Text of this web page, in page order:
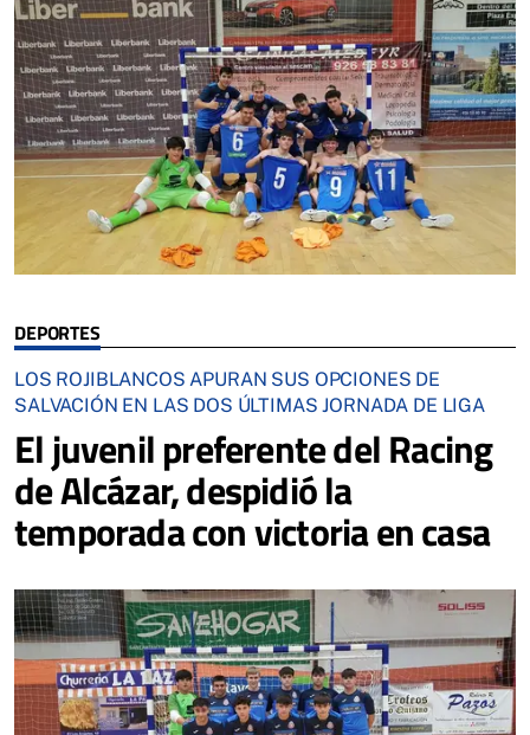
DEPORTES
LOS ROJIBLANCOS APURAN SUS OPCIONES DE
SALVACIÓN EN LAS DOS ÚLTIMAS JORNADA DE LIGA
El juvenil preferente del Racing
de Alcázar, despidió la
temporada con victoria en casa